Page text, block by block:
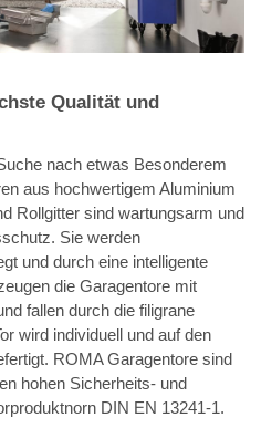
Qualität und
nach etwas Besonderem
aus hochwertigem Aluminium
Rollgitter sind wartungsarm und
Sie werden
und durch eine intelligente
die Garagentore mit
fallen durch die filigrane
wird individuell und auf den
ROMA Garagentore sind
hohen Sicherheits- und
DIN EN 13241-1.